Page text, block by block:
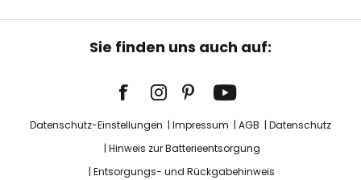
Sie finden uns auch auf:
Datenschutz-Einstellungen Impressum AGB
Datenschutz
Hinweis zur Batterieentsorgung
Entsorgungs- und Rückgabehinweis